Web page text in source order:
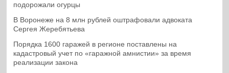
подорожали огурцы
В Воронеже на 8 млн рублей оштрафовали адвоката
Сергея Жеребятьева
Порядка 1600 гаражей в регионе поставлены на
кадастровый учет по «гаражной амнистии» за время
реализации закона